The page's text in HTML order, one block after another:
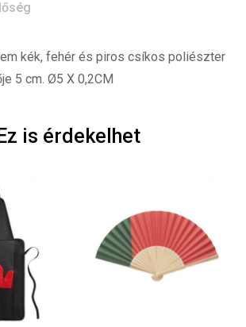
kék, fehér és piros csíkos poliészter
5 cm. Ø5 X 0,2CM
is érdekelhet